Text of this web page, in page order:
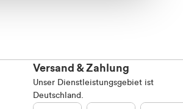
Versand & Zahlung
Unser Dienstleistungsgebiet ist
Deutschland.